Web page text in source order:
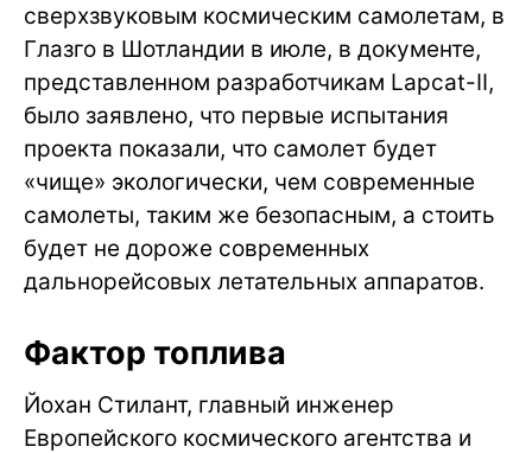
сверхзвуковым космическим самолетам, в
Глазго в Шотландии в июле, в документе,
представленном разработчикам Lapcat-II,
было заявлено, что первые испытания
проекта показали, что самолет будет
«чище» экологически, чем современные
самолеты, таким же безопасным, а стоить
будет не дороже современных
дальнорейсовых летательных аппаратов.
Фактор топлива
Йохан Стилант, главный инженер
Европейского космического агентства и